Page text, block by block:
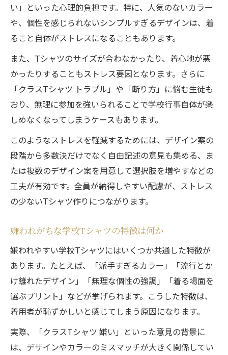
い」といった心理的負担です。特に、人気のないカラー
や、個性を感じられないシンプルすぎるデザインは、着
ること自体がストレスになることもあります。
また、Tシャツのサイズが合わなかったり、着心地が悪
かったりすることもストレス要因となります。さらに
「クラスTシャツ トラブル」や「断り方」に悩む生徒も
おり、無理に参加を強いられることで学校行事自体が楽
しめなくなってしまうケースもあります。
このようなストレスを軽減するためには、デザイン案の
段階から多数決だけでなく自由記述の意見も集める、ま
たは複数のデザイン案を用意して選択肢を増やすなどの
工夫が有効です。全員が納得しやすい配慮が、ストレス
の少ないTシャツ作りにつながります。
嫌われがちな学校Tシャツの特徴は何か
嫌われやすい学校Tシャツにはいくつか共通した特徴が
あります。たとえば、「派手すぎるカラー」「流行とか
け離れたデザイン」「無理な個性の強調」「着る場面を
選ぶプリント」などが挙げられます。こうした特徴は、
着用者が恥ずかしいと感じてしまう原因になります。
実際、「クラスTシャツ 嫌い」といった意見の背景に
は、デザインやカラーのミスマッチが大きく関係してい